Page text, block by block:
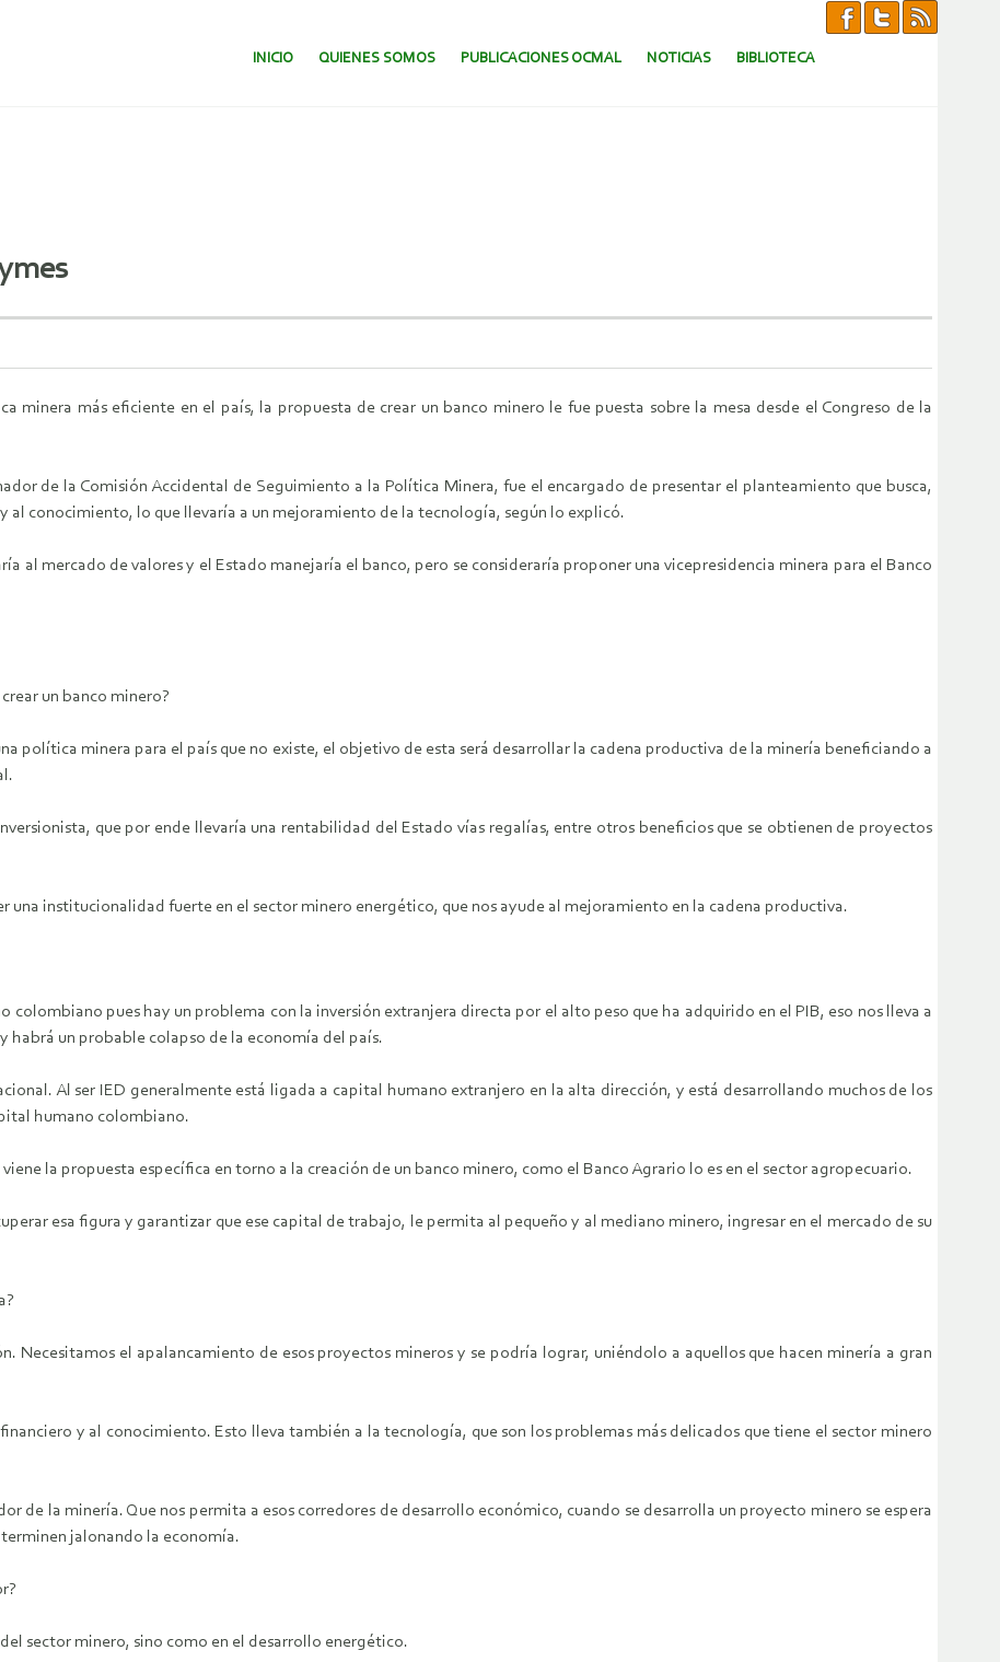
SALTAR AL CONTENIDO.
INICIO QUIENES SOMOS PUBLICACIONES OCMAL NOTICIAS BIBLIOTECA
minera más eficiente en el país, la propuesta de crear un banco minero le fue puesta sobre la mesa desde el Congreso de la
de la Comisión Accidental de Seguimiento a la Política Minera, fue el encargado de presentar el planteamiento que busca,
al conocimiento, lo que llevaría a un mejoramiento de la tecnología, según lo explicó.
al mercado de valores y el Estado manejaría el banco, pero se consideraría proponer una vicepresidencia minera para el Banco
un banco minero?
política minera para el país que no existe, el objetivo de esta será desarrollar la cadena productiva de la minería beneficiando a
que por ende llevaría una rentabilidad del Estado vías regalías, entre otros beneficios que se obtienen de proyectos
una institucionalidad fuerte en el sector minero energético, que nos ayude al mejoramiento en la cadena productiva.
colombiano pues hay un problema con la inversión extranjera directa por el alto peso que ha adquirido en el PIB, eso nos lleva a
habrá un probable colapso de la economía del país.
Al ser IED generalmente está ligada a capital humano extranjero en la alta dirección, y está desarrollando muchos de los
humano colombiano.
la propuesta específica en torno a la creación de un banco minero, como el Banco Agrario lo es en el sector agropecuario.
esa figura y garantizar que ese capital de trabajo, le permita al pequeño y al mediano minero, ingresar en el mercado de su
Necesitamos el apalancamiento de esos proyectos mineros y se podría lograr, uniéndolo a aquellos que hacen minería a gran
y al conocimiento. Esto lleva también a la tecnología, que son los problemas más delicados que tiene el sector minero
de la minería. Que nos permita a esos corredores de desarrollo económico, cuando se desarrolla un proyecto minero se espera
jalonando la economía.
sector minero, sino como en el desarrollo energético.